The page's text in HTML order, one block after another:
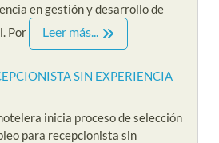
en gestión y desarrollo de
Por
Leer más...
SIN EXPERIENCIA
inicia proceso de selección
para recepcionista sin